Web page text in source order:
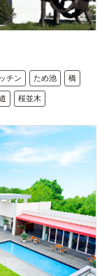
チン ため池 橋
桜並木